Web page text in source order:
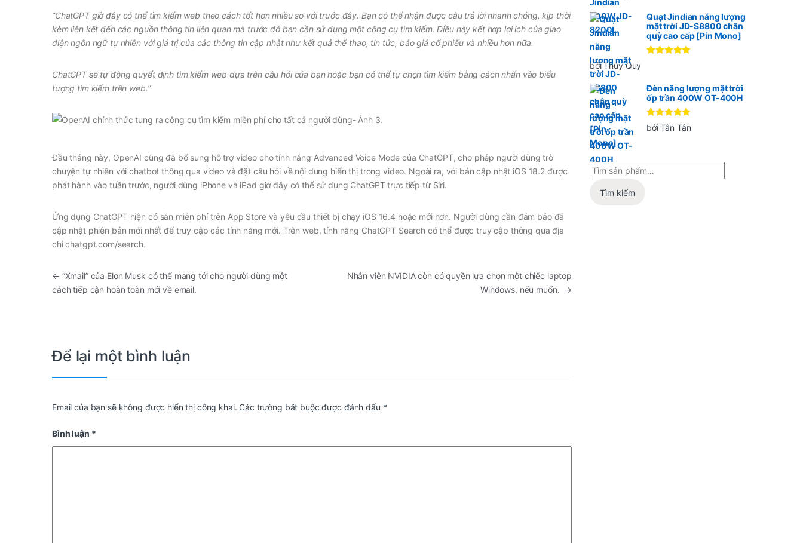
“ChatGPT giờ đây có thể tìm kiếm web theo cách tốt hơn nhiều so với trước đây. Bạn có thể nhận được câu trả lời nhanh chóng, kịp thời
kèm liên kết đến các nguồn thông tin liên quan mà trước đó bạn cần sử dụng một công cụ tìm kiếm. Điều này kết hợp lợi ích của giao
diện ngôn ngữ tự nhiên với giá trị của các thông tin cập nhật như kết quả thể thao, tin tức, báo giá cổ phiếu và nhiều hơn nữa.
ChatGPT sẽ tự động quyết định tìm kiếm web dựa trên câu hỏi của bạn hoặc bạn có thể tự chọn tìm kiếm bằng cách nhấn vào biểu
tượng tìm kiếm trên web.”
Đầu tháng này, OpenAI cũng đã bổ sung hỗ trợ video cho tính năng Advanced Voice Mode của ChatGPT, cho phép người dùng trò
chuyện tự nhiên với chatbot thông qua video và đặt câu hỏi về nội dung hiển thị trong video. Ngoài ra, với bản cập nhật iOS 18.2 được
phát hành vào tuần trước, người dùng iPhone và iPad giờ đây có thể sử dụng ChatGPT trực tiếp từ Siri.
Ứng dụng ChatGPT hiện có sẵn miễn phí trên App Store và yêu cầu thiết bị chạy iOS 16.4 hoặc mới hơn. Người dùng cần đảm bảo đã
cập nhật phiên bản mới nhất để truy cập các tính năng mới. Trên web, tính năng ChatGPT Search có thể được truy cập thông qua địa
chỉ chatgpt.com/search.
← “Xmail” của Elon Musk có thể mang tới cho người dùng một
cách tiếp cận hoàn toàn mới về email.
Nhân viên NVIDIA còn có quyền lựa chọn một chiếc laptop
Windows, nếu muốn. →
Để lại một bình luận
Email của bạn sẽ không được hiển thị công khai. Các trường bắt buộc được đánh dấu *
Bình luận *
Quạt Jindian năng lượng
mặt trời JD-S8800 chân
quỳ cao cấp [Pin Mono]
bởi Thúy Quy
Đèn năng lượng mặt trời
ốp trần 400W OT-400H
Được xếp
hạng 55
bởi Tân Tân
Tìm kiếm